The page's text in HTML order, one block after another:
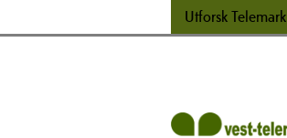
Utforsk Telemark